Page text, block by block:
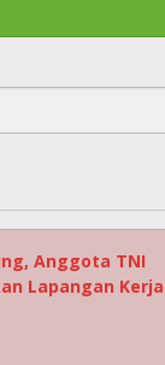
Anggota TNI
Lapangan Kerja